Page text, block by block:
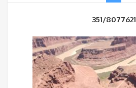
351/8077621